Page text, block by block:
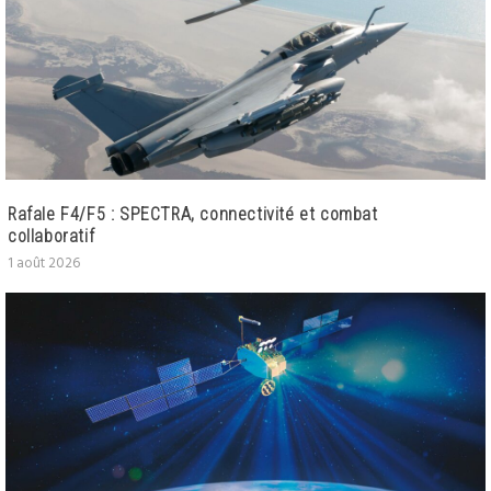
Rafale F4/F5 : SPECTRA, connectivité et combat
collaboratif
1 août 2026